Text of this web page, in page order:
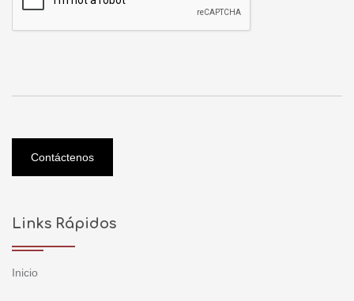
Contáctenos
Links Rápidos
Inicio